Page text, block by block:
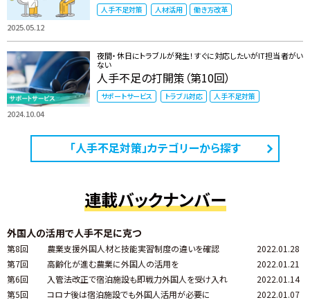
2025.05.12
人手不足対策 人材活用 働き方改革
2024.10.04
夜間・休日にトラブルが発生！すぐに対応したいがIT担当者がい
ない
人手不足の打開策（第10回）
サポートサービス トラブル対応 人手不足対策
「人手不足対策」カテゴリーから探す
連載バックナンバー
外国人の活用で人手不足に克つ
第8回 農業支援外国人材と技能実習制度の違いを確認
2022.01.28
第7回
高齢化が進む農業に外国人の活用を
2022.01.21
第6回
入管法改正で宿泊施設も即戦力外国人を受け入れ
2022.01.14
第5回
コロナ後は宿泊施設でも外国人活用が必要に
2022.01.07